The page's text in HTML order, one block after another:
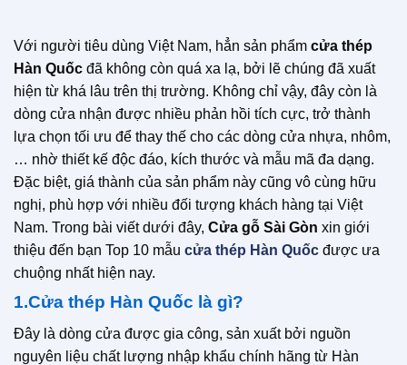
Với người tiêu dùng Việt Nam, hẳn sản phẩm cửa thép
Hàn Quốc đã không còn quá xa lạ, bởi lẽ chúng đã xuất
hiện từ khá lâu trên thị trường. Không chỉ vậy, đây còn là
dòng cửa nhận được nhiều phản hồi tích cực, trở thành
lựa chọn tối ưu để thay thế cho các dòng cửa nhựa, nhôm,
… nhờ thiết kế độc đáo, kích thước và mẫu mã đa dạng.
Đặc biệt, giá thành của sản phẩm này cũng vô cùng hữu
nghị, phù hợp với nhiều đối tượng khách hàng tại Việt
Nam. Trong bài viết dưới đây, Cửa gỗ Sài Gòn xin giới
thiệu đến bạn Top 10 mẫu cửa thép Hàn Quốc được ưa
chuộng nhất hiện nay.
1.Cửa thép Hàn Quốc là gì?
Đây là dòng cửa được gia công, sản xuất bởi nguồn
nguyên liệu chất lượng nhập khẩu chính hãng từ Hàn